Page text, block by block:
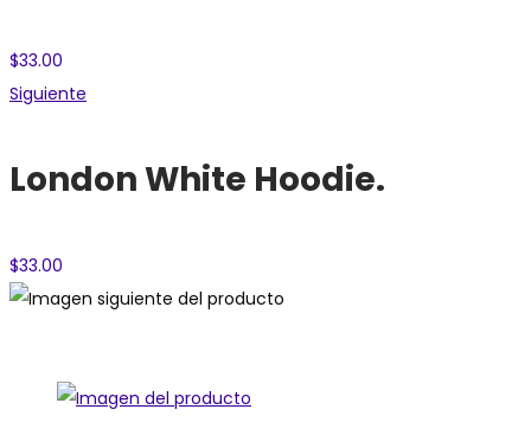
$33.00
Siguiente
London White Hoodie.
$33.00